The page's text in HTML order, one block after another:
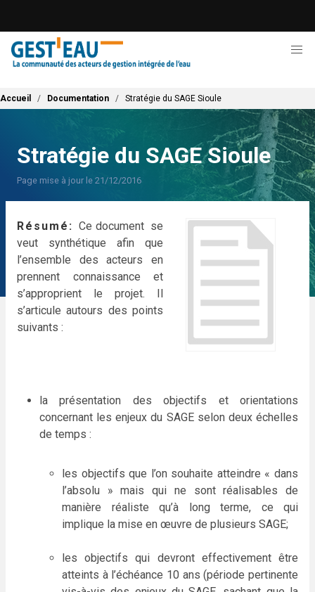
contenu
principal
Fil d'Ariane
Accueil Documentation Stratégie du SAGE Sioule
Stratégie du SAGE Sioule
Page mise à jour le 21/12/2016
Résumé
Ce document se
veut synthétique afin que
l’ensemble des acteurs en
prennent connaissance et
s’approprient le projet. Il
s’articule autours des points
suivants :
la présentation des objectifs et orientations
concernant les enjeux du SAGE selon deux échelles
de temps :
les objectifs que l’on souhaite atteindre « dans
l’absolu » mais qui ne sont réalisables de
manière réaliste qu’à long terme, ce qui
implique la mise en œuvre de plusieurs SAGE;
les objectifs qui devront effectivement être
atteints à l’échéance 10 ans (période pertinente